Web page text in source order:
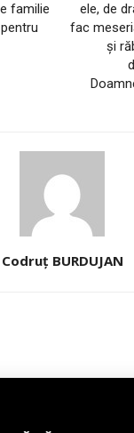
familie
ele, de
fac
și
Codruț BURDUJAN